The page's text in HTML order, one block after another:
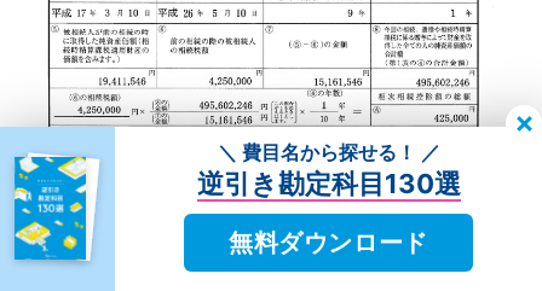
被相続人が亡くなった日より前10年以内に別の相続が発
生しており、そのとき、被相続人が相続税を納めていた
相次相続控除」が適用されます。
＼ 費目名から探せる！ ／
逆引き勘定科目130選
無料ダウンロード